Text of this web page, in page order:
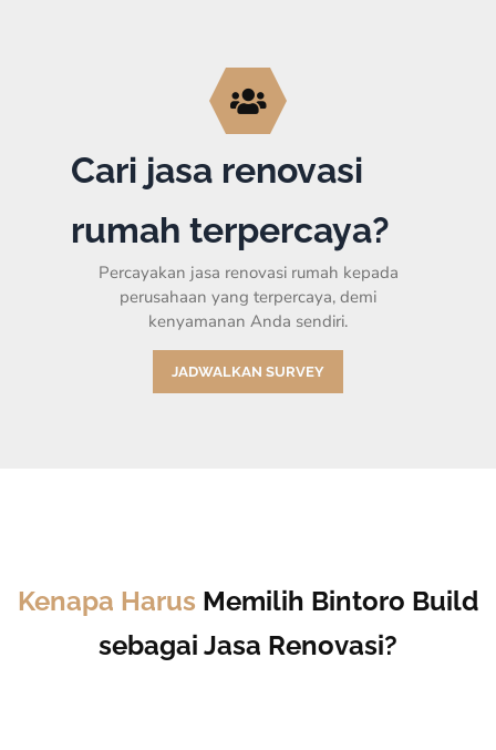
Cari jasa renovasi
rumah terpercaya?
Percayakan jasa renovasi rumah kepada
perusahaan yang terpercaya, demi
kenyamanan Anda sendiri.
JADWALKAN SURVEY
Kenapa Harus Memilih Bintoro Build
sebagai Jasa Renovasi?